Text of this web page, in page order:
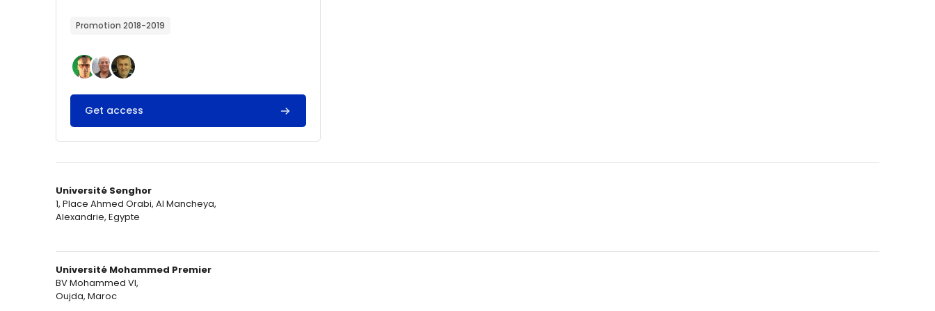
Promotion 2018-2019
Get access
Université Senghor
1, Place Ahmed Orabi, Al Mancheya,
Alexandrie, Egypte
Université Mohammed Premier
BV Mohammed VI,
Oujda, Maroc